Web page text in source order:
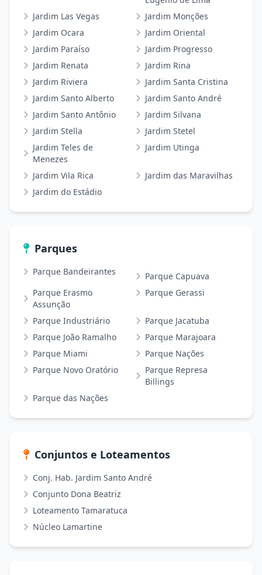
Jardim Las Vegas
Jardim Monções
Jardim Ocara
Jardim Oriental
Jardim Paraíso
Jardim Progresso
Jardim Renata
Jardim Rina
Jardim Riviera
Jardim Santa Cristina
Jardim Santo Alberto
Jardim Santo André
Jardim Santo Antônio
Jardim Silvana
Jardim Stella
Jardim Stetel
Jardim Teles de
Menezes
Jardim Utinga
Jardim Vila Rica
Jardim das Maravilhas
Jardim do Estádio
Parques
Parque Bandeirantes
Parque Capuava
Parque Erasmo
Assunção
Parque Gerassi
Parque Industriário
Parque Jacatuba
Parque João Ramalho
Parque Marajoara
Parque Miami
Parque Nações
Parque Novo Oratório
Parque Represa
Billings
Parque das Nações
Conjuntos e Loteamentos
Conj. Hab. Jardim Santo André
Conjunto Dona Beatriz
Loteamento Tamaratuca
Núcleo Lamartine